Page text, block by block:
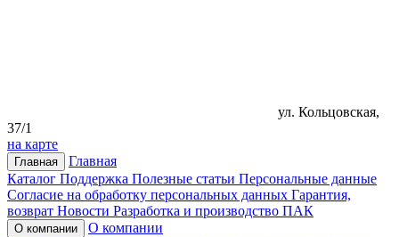
ул. Кольцовская,
37/1
на карте
Главная
Главная
Каталог Поддержка Полезные статьи Персональные данные
Согласие на обработку персональных данных Гарантия,
возврат Новости Разработка и производство ПАК
О компании
О компании